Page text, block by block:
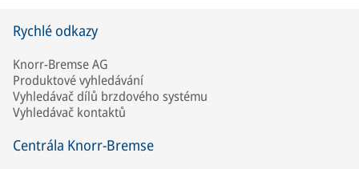
Rychlé odkazy
Knorr-Bremse AG
Produktové vyhledávání
Vyhledávač dílů brzdového systému
Vyhledávač kontaktů
Centrála Knorr-Bremse